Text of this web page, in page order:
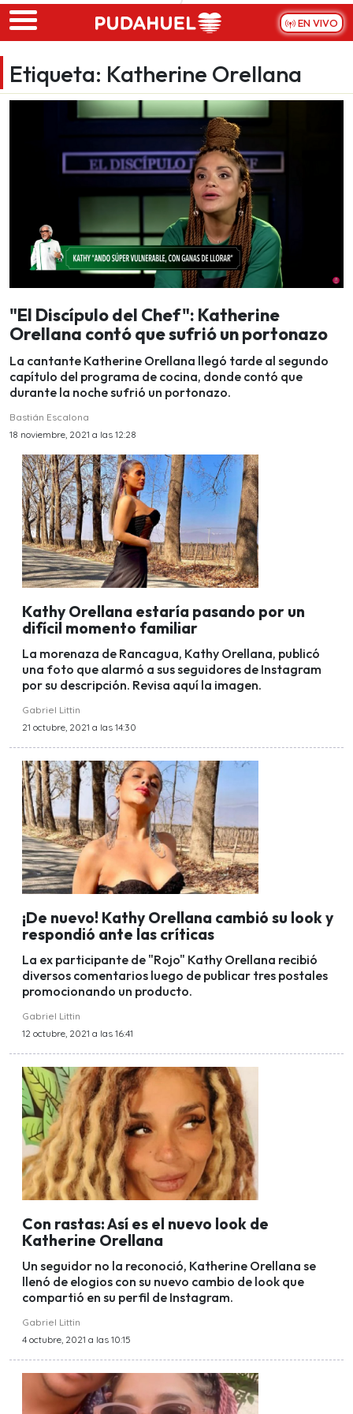
Skip to main content
EN VIVO
Etiqueta: Katherine Orellana
"El Discípulo del Chef": Katherine
Orellana contó que sufrió un portonazo
La cantante Katherine Orellana llegó tarde al segundo
capítulo del programa de cocina, donde contó que
durante la noche sufrió un portonazo.
Bastián Escalona
18 noviembre, 2021 a las 12:28
Kathy Orellana estaría pasando por un
difícil momento familiar
La morenaza de Rancagua, Kathy Orellana, publicó
una foto que alarmó a sus seguidores de Instagram
por su descripción. Revisa aquí la imagen.
Gabriel Littin
21 octubre, 2021 a las 14:30
¡De nuevo! Kathy Orellana cambió su look y
respondió ante las críticas
La ex participante de "Rojo" Kathy Orellana recibió
diversos comentarios luego de publicar tres postales
promocionando un producto.
Gabriel Littin
12 octubre, 2021 a las 16:41
Con rastas: Así es el nuevo look de
Katherine Orellana
Un seguidor no la reconoció, Katherine Orellana se
llenó de elogios con su nuevo cambio de look que
compartió en su perfil de Instagram.
Gabriel Littin
4 octubre, 2021 a las 10:15